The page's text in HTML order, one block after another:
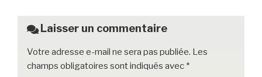
o
k
Laisser un commentaire
Votre adresse e-mail ne sera pas publiée. Les
champs obligatoires sont indiqués avec *